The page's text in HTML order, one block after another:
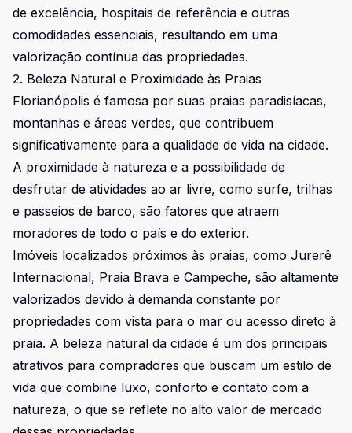
de excelência, hospitais de referência e outras
comodidades essenciais, resultando em uma
valorização contínua das propriedades.
2. Beleza Natural e Proximidade às Praias
Florianópolis é famosa por suas praias paradisíacas,
montanhas e áreas verdes, que contribuem
significativamente para a qualidade de vida na cidade.
A proximidade à natureza e a possibilidade de
desfrutar de atividades ao ar livre, como surfe, trilhas
e passeios de barco, são fatores que atraem
moradores de todo o país e do exterior.
Imóveis localizados próximos às praias, como Jurerê
Internacional, Praia Brava e Campeche, são altamente
valorizados devido à demanda constante por
propriedades com vista para o mar ou acesso direto à
praia. A beleza natural da cidade é um dos principais
atrativos para compradores que buscam um estilo de
vida que combine luxo, conforto e contato com a
natureza, o que se reflete no alto valor de mercado